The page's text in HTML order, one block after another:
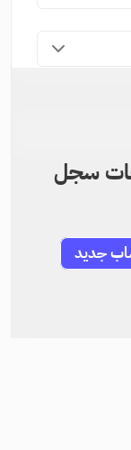
سجل
جديد